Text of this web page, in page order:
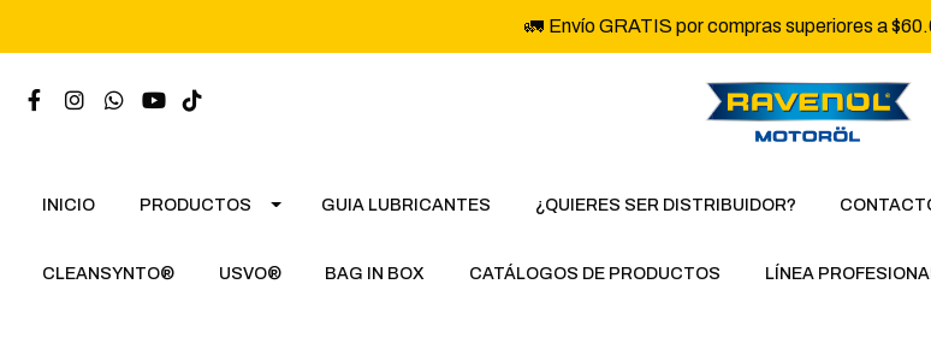
🚛 Envío GRATIS por compras superiores a
INICIO PRODUCTOS GUIA LUBRICANTES ¿QUIERES SER DISTRIBUIDOR?
CLEANSYNTO® USVO® BAG IN BOX CATÁLOGOS DE PRODUCTOS LÍNEA